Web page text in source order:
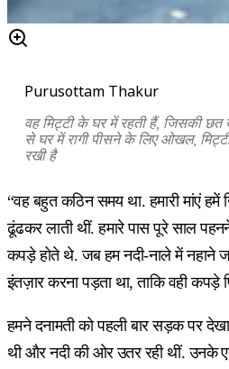
Purusottam Thakur
वह मिट्टी के घर में रहती हैं, जिसकी
से घर में रागी पीसने के लिए ओखल,
रखी है
“वह बहुत कठिन समय था. हमारी मांएं
ढूंढकर लाती थीं. हमारे पास पूरे साल
कपड़े होते थे. जब हम नदी-नाले में नहाने
इंतज़ार करना पड़ता था, ताकि वही
हमने दनामती को पहली बार सड़क पर
थी और नदी की ओर उतर रही थीं. उनके